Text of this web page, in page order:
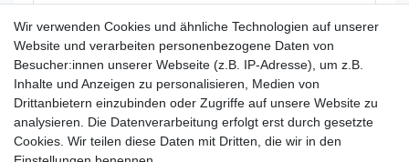
Hiermit bestätige ich, dass ich die Daten­schutz­
erklärunggelesen habe.*
Wir verwenden Cookies und ähnliche Technologien auf unserer
Website und verarbeiten personenbezogene Daten von
Besucher:innen unserer Webseite (z.B. IP-Adresse), um z.B.
Inhalte und Anzeigen zu personalisieren, Medien von
Drittanbietern einzubinden oder Zugriffe auf unsere Website zu
analysieren. Die Datenverarbeitung erfolgt erst durch gesetzte
Cookies. Wir teilen diese Daten mit Dritten, die wir in den